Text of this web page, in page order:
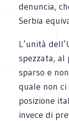
denuncia,
Serbia
L’unità
spezzata, al
sparso e
quale non
posizione
invece di